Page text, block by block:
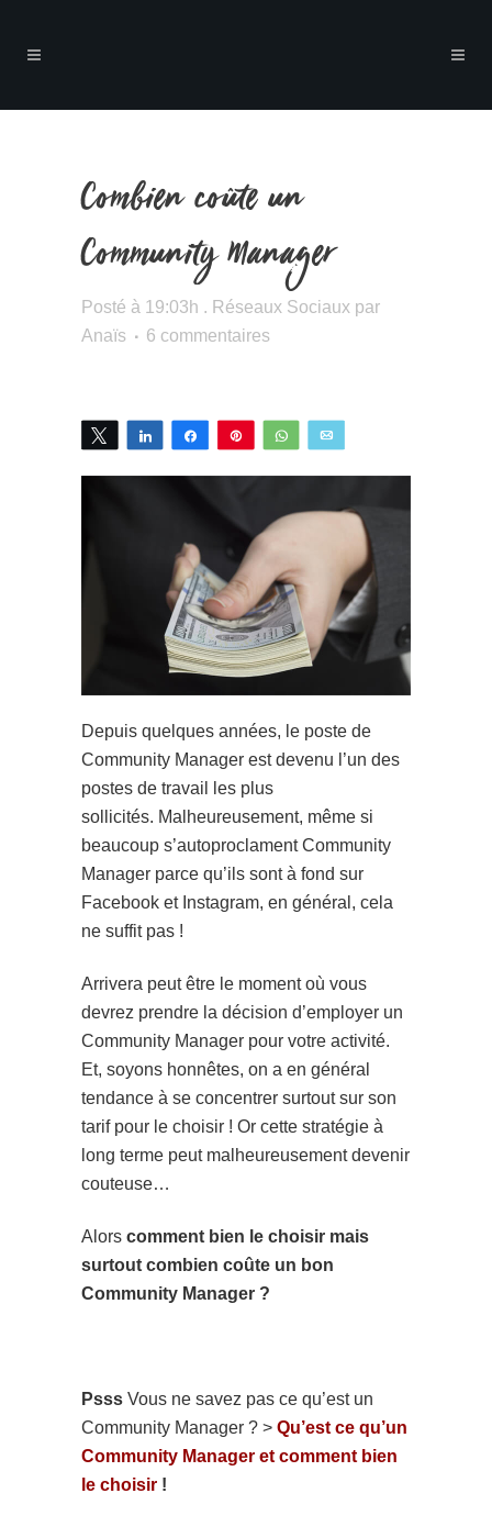
Combien coûte un
Community Manager
Posté à 19:03h . Réseaux Sociaux par
Anaïs
6 commentaires
Tweetez Partagez Partagez Épingle WhatsApp
Depuis quelques années, le poste de
Community Manager est devenu l’un des
postes de travail les plus
sollicités. Malheureusement, même si
beaucoup s’autoproclament Community
Manager parce qu’ils sont à fond sur
Facebook et Instagram, en général, cela
ne suffit pas !
Arrivera peut être le moment où vous
devrez prendre la décision d’employer un
Community Manager pour votre activité.
Et, soyons honnêtes, on a en général
tendance à se concentrer surtout sur son
tarif pour le choisir ! Or cette stratégie à
long terme peut malheureusement devenir
couteuse…
Alors comment bien le choisir mais
surtout combien coûte un bon
Community Manager ?
Psss Vous ne savez pas ce qu’est un
Community Manager ? > Qu’est ce qu’un
Community Manager et comment bien
le choisir !